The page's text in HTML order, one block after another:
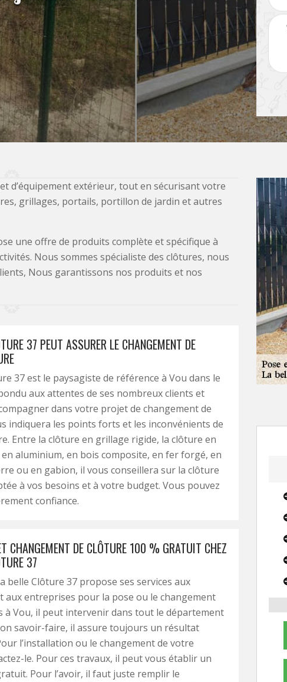
d’équipement extérieur, tout en sécurisant votre
grillages, portails, portillon de jardin et autres
une offre de produits complète et spécifique à
Nous sommes spécialiste des clôtures, nous
Nous garantissons nos produits et nos
37 PEUT ASSURER LE CHANGEMENT DE
37 est le paysagiste de référence à Vou dans le
aux attentes de ses nombreux clients et
dans votre projet de changement de
indiquera les points forts et les inconvénients de
Entre la clôture en grillage rigide, la clôture en
en aluminium, en bois composite, en fer forgé, en
ou en gabion, il vous conseillera sur la clôture
à vos besoins et à votre budget. Vous pouvez
confiance.
CHANGEMENT DE CLÔTURE 100 % GRATUIT CHEZ
37
belle Clôture 37 propose ses services aux
aux entreprises pour la pose ou le changement
à Vou, il peut intervenir dans tout le département
savoir-faire, il assure toujours un résultat
l’installation ou le changement de votre
le. Pour ces travaux, il peut vous établir un
Pour l’avoir, il faut juste remplir le